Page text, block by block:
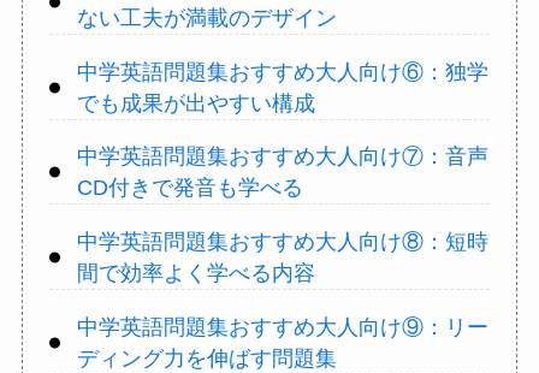
ない工夫が満載のデザイン
中学英語問題集おすすめ大人向け⑥：独学
でも成果が出やすい構成
中学英語問題集おすすめ大人向け⑦：音声
CD付きで発音も学べる
中学英語問題集おすすめ大人向け⑧：短時
間で効率よく学べる内容
中学英語問題集おすすめ大人向け⑨：リー
ディング力を伸ばす問題集